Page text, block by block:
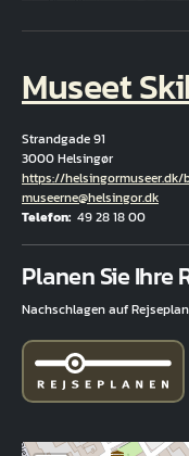
Museet
Strandgade 91
3000 Helsingør
Hjemmeside
https://helsingormuseer.dk/
E-Mail
museerne@helsingor.dk
Telefon 49 28 18 00
Planen Sie Ihre
Nachschlagen auf